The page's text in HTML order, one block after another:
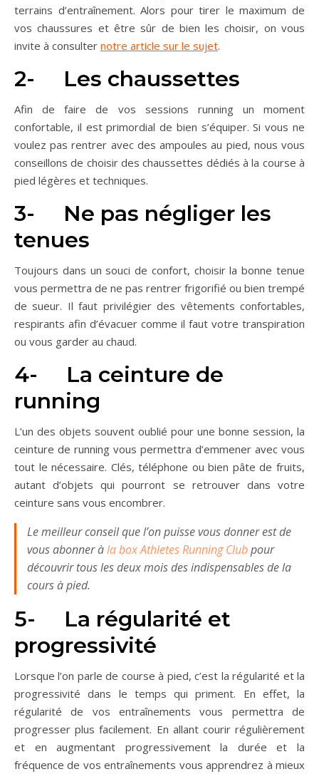
terrains d’entraînement. Alors pour tirer le maximum de
vos chaussures et être sûr de bien les choisir, on vous
invite à consulter notre article sur le sujet.
2- Les chaussettes
Afin de faire de vos sessions running un moment
confortable, il est primordial de bien s’équiper. Si vous ne
voulez pas rentrer avec des ampoules au pied, nous vous
conseillons de choisir des chaussettes dédiés à la course à
pied légères et techniques.
3- Ne pas négliger les
tenues
Toujours dans un souci de confort, choisir la bonne tenue
vous permettra de ne pas rentrer frigorifié ou bien trempé
de sueur. Il faut privilégier des vêtements confortables,
respirants afin d’évacuer comme il faut votre transpiration
ou vous garder au chaud.
4- La ceinture de
running
L’un des objets souvent oublié pour une bonne session, la
ceinture de running vous permettra d’emmener avec vous
tout le nécessaire. Clés, téléphone ou bien pâte de fruits,
autant d’objets qui pourront se retrouver dans votre
ceinture sans vous encombrer.
Le meilleur conseil que l’on puisse vous donner est de
vous abonner àla box Athletes Running Clubpour
découvrir tous les deux mois des indispensables de la
cours à pied.
5- La régularité et
progressivité
Lorsque l’on parle de course à pied, c’est la régularité et la
progressivité dans le temps qui priment. En effet, la
régularité de vos entraînements vous permettra de
progresser plus facilement. En allant courir régulièrement
et en augmentant progressivement la durée et la
fréquence de vos entraînements vous apprendrez à mieux